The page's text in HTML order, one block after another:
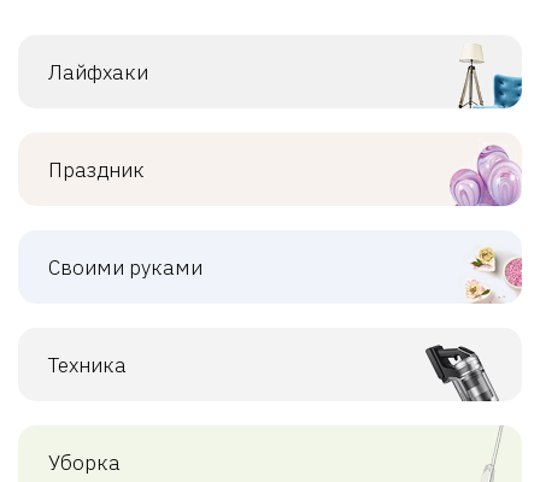
Лайфхаки
Праздник
Своими руками
Техника
Уборка